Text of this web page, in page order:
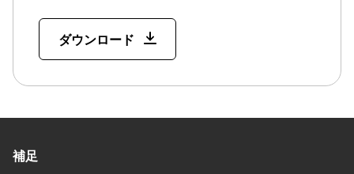
ダウンロード
補足